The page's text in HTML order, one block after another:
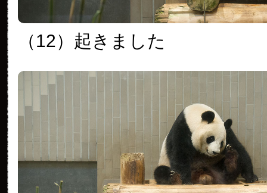
（12）起きました